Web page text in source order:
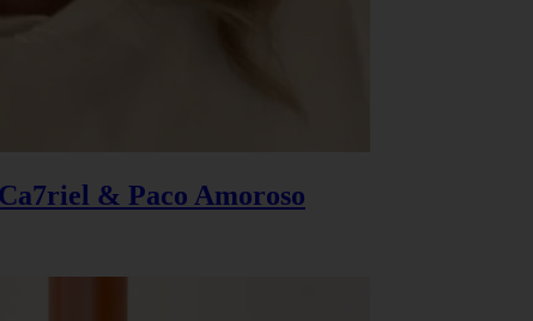
& Paco Amoroso